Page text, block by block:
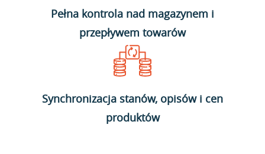
Pełna kontrola nad magazynem i
przepływem towarów
Synchronizacja stanów, opisów i cen
produktów